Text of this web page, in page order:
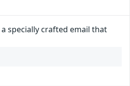
specially crafted email that